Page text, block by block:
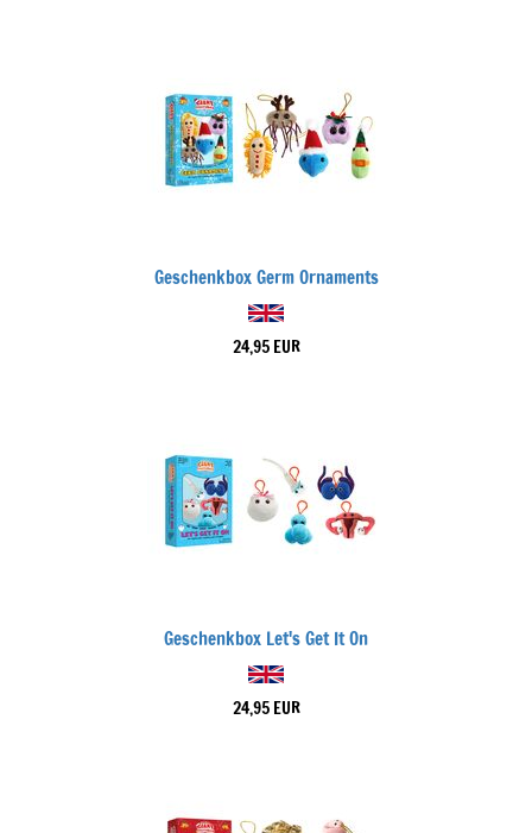
Geschenkbox Germ Ornaments
24,95 EUR
Geschenkbox Let's Get It On
24,95 EUR